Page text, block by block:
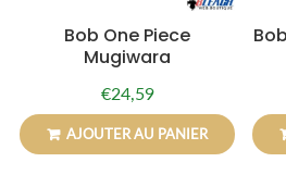
Bob One Piece
Mugiwara
Prix
régulier
€24,59€24,59
AJOUTER AU PANIER